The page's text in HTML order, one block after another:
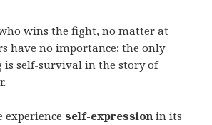
wins the fight, no matter at
have no importance; the only
self-survival in the story of
experienceself-expression in its